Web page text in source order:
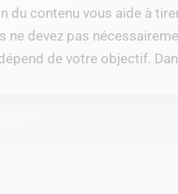
du contenu vous aide à
ne devez pas
de votre objectif.